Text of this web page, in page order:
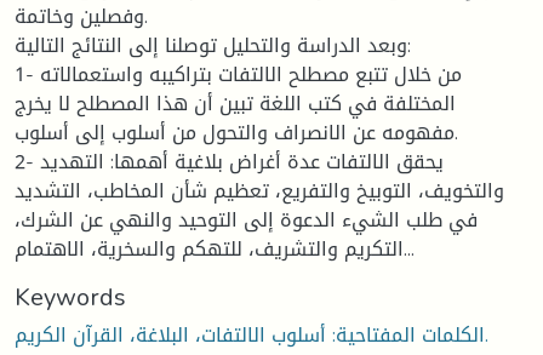
وفصلين وخاتمة.
وبعد الدراسة والتحليل توصلنا إلى النتائج التالية:
1- من خلال تتبع مصطلح الالتفات بتراكيبه واستعمالاته
المختلفة في كتب اللغة تبين أن هذا المصطلح لا يخرج
مفهومه عن الانصراف والتحول من أسلوب إلى أسلوب.
2- يحقق الالتفات عدة أغراض بلاغية أهمها: التهديد
والتخويف، التوبيخ والتفريع، تعظيم شأن المخاطب، التشديد
في طلب الشيء الدعوة إلى التوحيد والنهي عن الشرك،
التكريم والتشريف، للتهكم والسخرية، الاهتمام...
Keywords
الكلمات المفتاحية: أسلوب الالتفات، البلاغة، القرآن الكريم.